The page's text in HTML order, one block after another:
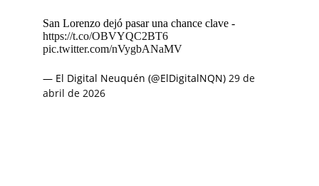
San Lorenzo dejó pasar una chance clave -
https://t.co/OBVYQC2BT6
pic.twitter.com/nVygbANaMV
— El Digital Neuquén (@ElDigitalNQN) 29 de
abril de 2026